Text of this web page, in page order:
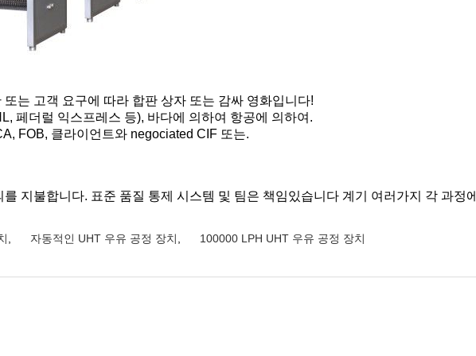
는 고객 요구에 따라 합판 상자 또는 감싸 영화입니다!
페더럴 익스프레스 등), 바다에 의하여 항공에 의하여.
FOB, 클라이언트와 negociated CIF 또는.
지불합니다. 표준 품질 통제 시스템 및 팀은 책임있습니다 계기 여러가지 각 과정
자동적인 UHT 우유 공정 장치 100000 LPH UHT 우유 공정 장치